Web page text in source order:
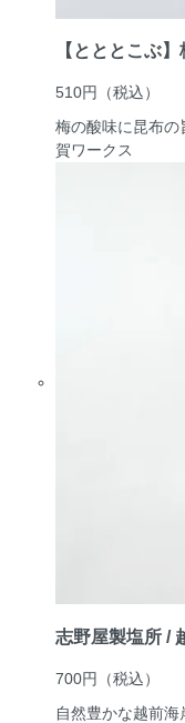
【とととこぶ
510円
（税込）
梅の酸味に昆布の
賀ワークス
志野屋製塩所 /
700円
（税込）
自然豊かな越前